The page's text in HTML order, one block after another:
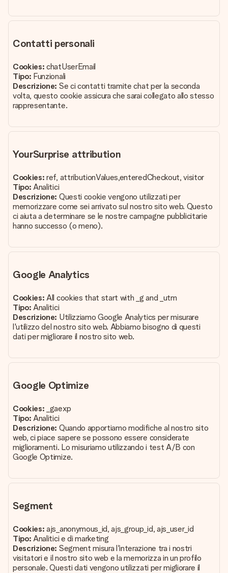
Contatti personali
Cookies: chatUserEmail
Tipo: Funzionali
Descrizione: Se ci contatti tramite chat per la seconda
volta, questo cookie assicura che sarai collegato allo stesso
rappresentante.
YourSurprise attribution
Cookies: ref, attributionValues,enteredCheckout, visitor
Tipo: Analitici
Descrizione: Questi cookie vengono utilizzati per
memorizzare come sei arrivato sul nostro sito web. Questo
ci aiuta a determinare se le nostre campagne pubblicitarie
hanno successo (o meno).
Google Analytics
Cookies: All cookies that start with _g and _utm
Tipo: Analitici
Descrizione: Utilizziamo Google Analytics per misurare
l'utilizzo del nostro sito web. Abbiamo bisogno di questi
dati per migliorare il nostro sito web.
Google Optimize
Cookies: _gaexp
Tipo: Analitici
Descrizione: Quando apportiamo modifiche al nostro sito
web, ci piace sapere se possono essere considerate
miglioramenti. Lo misuriamo utilizzando i test A/B con
Google Optimize.
Segment
Cookies: ajs_anonymous_id, ajs_group_id, ajs_user_id
Tipo: Analitici e di marketing
Descrizione: Segment misura l'interazione tra i nostri
visitatori e il nostro sito web e la memorizza in un profilo
personale. Questi dati vengono utilizzati per migliorare il